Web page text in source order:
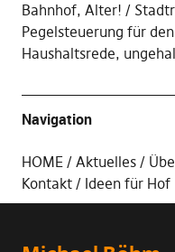
Bahnhof, Alter!
Pegelsteuerung für
Haushaltsrede,
Navigation
HOME Aktuelles
Kontakt
Ideen für Hof